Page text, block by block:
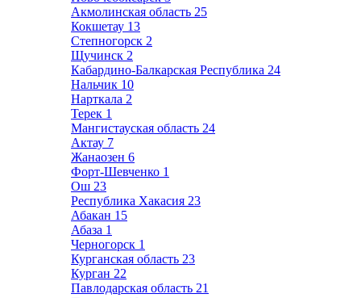
Акмолинская область 25
Кокшетау 13
Степногорск 2
Щучинск 2
Кабардино-Балкарская Республика 24
Нальчик 10
Нарткала 2
Терек 1
Мангистауская область 24
Актау 7
Жанаозен 6
Форт-Шевченко 1
Ош 23
Республика Хакасия 23
Абакан 15
Абаза 1
Черногорск 1
Курганская область 23
Курган 22
Павлодарская область 21